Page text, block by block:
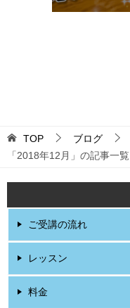
TOP ブログ
「2018年12月」の記事一覧
ご受講の流れ
レッスン
料金